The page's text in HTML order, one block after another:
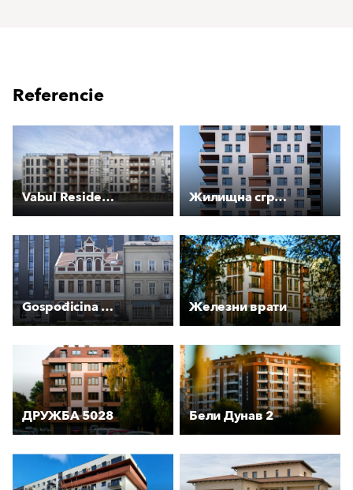
Referencie
Vabul Residence Жилищна сграда LVIEW
Gospođicina kuća Железни врати
ДРУЖБА 5028 Бели Дунав 2